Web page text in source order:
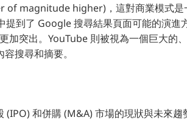
magnitude higher)，這對商業模式是
提到了 Google 搜尋結果頁面可能的演進
加突出。YouTube 則被視為一個巨大的
搜尋和摘要。
和併購 (M&A) 市場的現狀與未來趨